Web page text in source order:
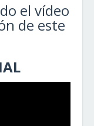
el vídeo
de este